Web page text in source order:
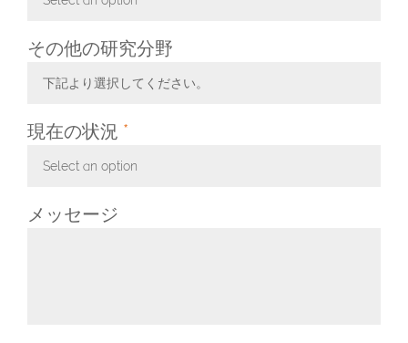
その他の研究分野
下記より選択してください。
現在の状況 *
Select an option
メッセージ